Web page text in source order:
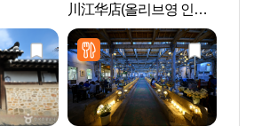
川江华店(올리브영 인천
강화점)